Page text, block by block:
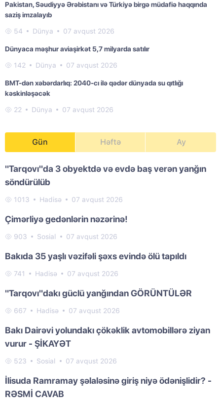
Pakistan, Səudiyyə Ərəbistanı və Türkiyə birgə müdafiə haqqında
saziş imzalayıb
54 Dünya 07 avqust 2026
Dünyaca məşhur aviaşirkət 5,7 milyarda satılır
142 Dünya 07 avqust 2026
BMT-dən xəbərdarlıq: 2040-cı ilə qədər dünyada su qıtlığı
kəskinləşəcək
22 Dünya 07 avqust 2026
Gün Həftə Ay
"Tarqovı"da 3 obyektdə və evdə baş verən yanğın
söndürülüb
1013 Hadisə 07 avqust 2026
Çimərliyə gedənlərin nəzərinə!
903 Sosial 07 avqust 2026
Bakıda 35 yaşlı vəzifəli şəxs evində ölü tapıldı
741 Hadisə 07 avqust 2026
"Tarqovı"dakı güclü yanğından GÖRÜNTÜLƏR
667 Hadisə 07 avqust 2026
Bakı Dairəvi yolundakı çökəklik avtomobillərə ziyan
vurur - ŞİKAYƏT
523 Sosial 07 avqust 2026
İlisuda Ramramay şəlaləsinə giriş niyə ödənişlidir? -
RƏSMİ CAVAB